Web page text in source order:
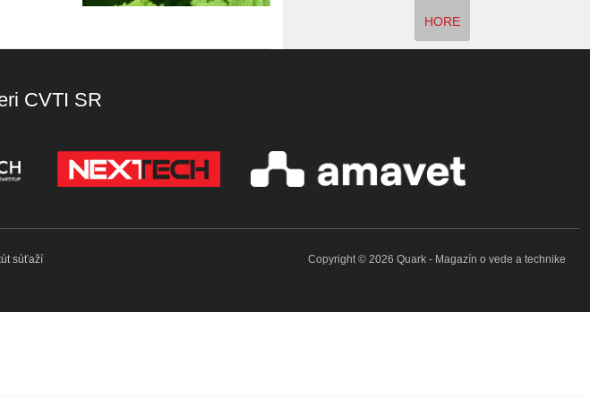
HORE
CVTI SR
súťaží
Copyright © 2026 Quark - Magazín o vede a technike